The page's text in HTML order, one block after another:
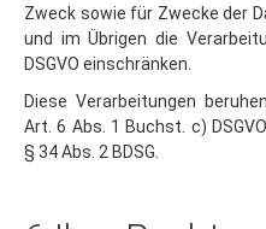
und im Übrigen die
DSGVO einschränken.
Diese Verarbeitungen
Art. 6 Abs. 1 Buchst. c)
§ 34 Abs. 2 BDSG.